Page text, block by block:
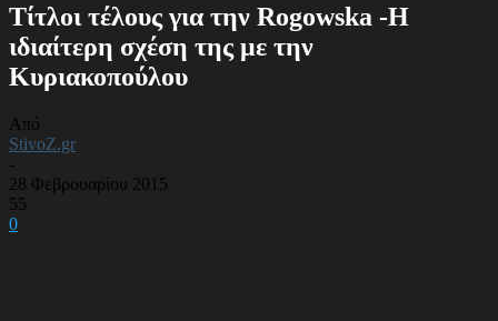
Τίτλοι τέλους για την Rogowska -Η
ιδιαίτερη σχέση της με την
Κυριακοπούλου
Από
StivoZ.gr
-
28 Φεβρουαρίου 2015
55
0